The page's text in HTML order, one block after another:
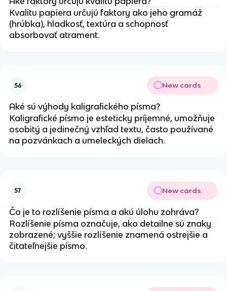
Kvalitu papiera určujú faktory ako jeho gramáž
(hrúbka), hladkosť, textúra a schopnosť
absorbovať atrament.
56 New cards
Aké sú výhody kaligrafického písma?
Kaligrafické písmo je esteticky príjemné, umožňuje
osobitý a jedinečný vzhľad textu, často používané
na pozvánkach a umeleckých dielach.
57 New cards
Čo je to rozlíšenie písma a akú úlohu zohráva?
Rozlíšenie písma označuje, ako detailne sú znaky
zobrazené; vyššie rozlíšenie znamená ostrejšie a
čitateľnejšie písmo.